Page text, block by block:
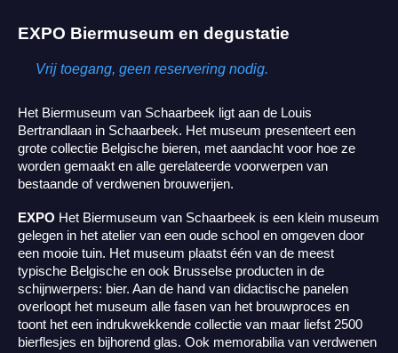
EXPO Biermuseum en degustatie
Vrij toegang, geen reservering nodig.
Het Biermuseum van Schaarbeek ligt aan de Louis
Bertrandlaan in Schaarbeek. Het museum presenteert een
grote collectie Belgische bieren, met aandacht voor hoe ze
worden gemaakt en alle gerelateerde voorwerpen van
bestaande ofverdwenen brouwerijen.
EXPO Het Biermuseum van Schaarbeek is een klein museum
gelegen in het atelier van een oude school en omgeven door
een mooie tuin. Het museum plaatst één van de meest
typische Belgische en ook Brusselse producten in de
schijnwerpers: bier. Aan de hand van didactische panelen
overloopt het museum alle fasen van het brouwproces en
toont het een indrukwekkende collectie van maar liefst 2500
bierflesjes en bijhorend glas. Ook memorabilia van verdwenen